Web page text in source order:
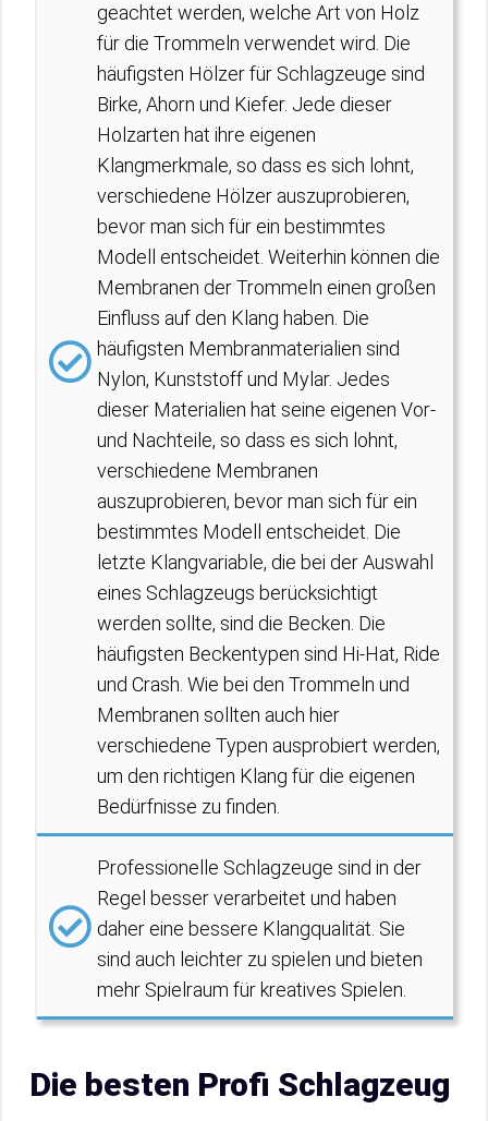
geachtet werden, welche Art von Holz
für die Trommeln verwendet wird. Die
häufigsten Hölzer für Schlagzeuge sind
Birke, Ahorn und Kiefer. Jede dieser
Holzarten hat ihre eigenen
Klangmerkmale, so dass es sich lohnt,
verschiedene Hölzer auszuprobieren,
bevor man sich für ein bestimmtes
Modell entscheidet. Weiterhin können die
Membranen der Trommeln einen großen
Einfluss auf den Klang haben. Die
häufigsten Membranmaterialien sind
Nylon, Kunststoff und Mylar. Jedes
dieser Materialien hat seine eigenen Vor-
und Nachteile, so dass es sich lohnt,
verschiedene Membranen
auszuprobieren, bevor man sich für ein
bestimmtes Modell entscheidet. Die
letzte Klangvariable, die bei der Auswahl
eines Schlagzeugs berücksichtigt
werden sollte, sind die Becken. Die
häufigsten Beckentypen sind Hi-Hat, Ride
und Crash. Wie bei den Trommeln und
Membranen sollten auch hier
verschiedene Typen ausprobiert werden,
um den richtigen Klang für die eigenen
Bedürfnisse zu finden.
Professionelle Schlagzeuge sind in der
Regel besser verarbeitet und haben
daher eine bessere Klangqualität. Sie
sind auch leichter zu spielen und bieten
mehr Spielraum für kreatives Spielen.
Die besten Profi Schlagzeug